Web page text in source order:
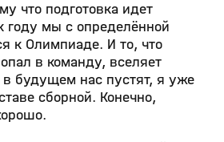
что подготовка идет
году мы с определённой
к Олимпиаде. И то, что
в команду, вселяет
будущем нас пустят, я уже
сборной. Конечно,